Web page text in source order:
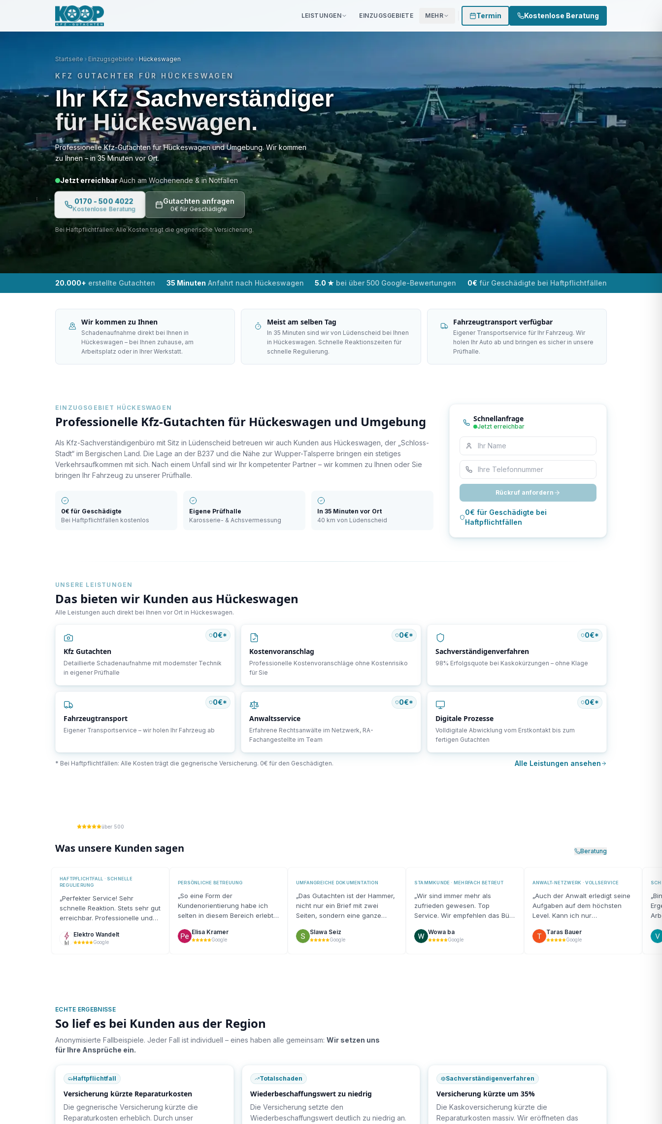
LEISTUNGEN EINZUGSGEBIETE MEHR Termin Kostenlose Beratung
Jetzt erreichbar 02351 - 874 3002 0170 - 500 4022 Termin buchen
Startseite Einzugsgebiete Hückeswagen
KFZ GUTACHTER FÜR HÜCKESWAGEN
Ihr Kfz Sachverständiger
fürHückeswagen.
Professionelle Kfz-Gutachten fürHückeswagenund Umgebung. Wir kommen
zu Ihnen – in35 Minuten vor Ort.
Jetzt erreichbar·Auch am Wochenende & in Notfällen
0170 - 500 4022
Kostenlose Beratung
Gutachten anfragen
0€ für Geschädigte
Bei Haftpflichtfällen: Alle Kosten trägt die gegnerische Versicherung.
Wir schauen genauer hin.
Professionelle Schadenanalyse durch erfahrene Kfz-
Sachverständige
20.000+ erstellte Gutachten 35 Minuten Anfahrt nach Hückeswagen 5.0 ★ bei über 500 Google-Bewertungen 0€ für Geschädigte bei Haftpflichtfällen
Wir kommen zu Ihnen
Schadenaufnahme direkt bei Ihnen in
Hückeswagen – bei Ihnen zuhause, am
Arbeitsplatz oder in Ihrer Werkstatt.
Meist am selben Tag
In 35 Minuten sind wir von Lüdenscheid bei Ihnen
in Hückeswagen. Schnelle Reaktionszeiten für
schnelle Regulierung.
Fahrzeugtransport verfügbar
Eigener Transportservice für Ihr Fahrzeug. Wir
holen Ihr Auto ab und bringen es sicher in unsere
Prüfhalle.
EINZUGSGEBIET HÜCKESWAGEN
Professionelle Kfz-Gutachten für Hückeswagen und Umgebung
Als Kfz-Sachverständigenbüro mit Sitz in Lüdenscheid betreuen wir auch Kunden aus Hückeswagen, der „Schloss-
Stadt“ im Bergischen Land. Die Lage an der B237 und die Nähe zur Wupper-Talsperre bringen ein stetiges
Verkehrsaufkommen mit sich. Nach einem Unfall sind wir Ihr kompetenter Partner – wir kommen zu Ihnen oder Sie
bringen Ihr Fahrzeug zu unserer Prüfhalle.
0€ für Geschädigte
Bei Haftpflichtfällen kostenlos
Eigene Prüfhalle
Karosserie- & Achsvermessung
In 35 Minuten vor Ort
40 km von Lüdenscheid
Schnellanfrage
Jetzt erreichbar
Rückruf anfordern
0€ für Geschädigte bei
Haftpflichtfällen
UNSERE LEISTUNGEN
Das bieten wir Kunden aus Hückeswagen
Alle Leistungen auch direkt bei Ihnen vor Ort in Hückeswagen.
0€*
Kfz Gutachten
Detaillierte Schadenaufnahme mit modernster Technik
in eigener Prüfhalle
0€*
Kostenvoranschlag
Professionelle Kostenvoranschläge ohne Kostenrisiko
für Sie
0€*
Sachverständigenverfahren
98% Erfolgsquote bei Kaskokürzungen – ohne Klage
0€*
Fahrzeugtransport
Eigener Transportservice – wir holen Ihr Fahrzeug ab
0€*
Anwaltsservice
Erfahrene Rechtsanwälte im Netzwerk, RA-
Fachangestellte im Team
0€*
Digitale Prozesse
Volldigitale Abwicklung vom Erstkontakt bis zum
fertigen Gutachten
* Bei Haftpflichtfällen: Alle Kosten trägt die gegnerische Versicherung. 0€ für den Geschädigten. Alle Leistungen ansehen
über 500
Was unsere Kunden sagen Beratung
HAFTPFLICHTFALL · SCHNELLE
REGULIERUNG
„Perfekter Service! Sehr
schnelle Reaktion. Stets sehr gut
erreichbar. Professionelle und
Gutachtenerstellung.
Elektro Wandelt
Google
PERSÖNLICHE BETREUUNG
„So eine Form der
Kundenorientierung habe ich
selten in diesem Bereich erlebt
wahrgenommen.
Elisa Kramer
Google
UMFANGREICHE DOKUMENTATION
„Das Gutachten ist der Hammer,
nicht nur ein Brief mit zwei
Seiten, sondern eine ganze
erläutert wird.“
Slawa Seiz
Google
STAMMKUNDE · MEHRFACH BETREUT
„Wir sind immer mehr als
zufrieden gewesen. Top
Service. Wir empfehlen das Büro
Wowa ba
Google
ANWALT-NETZWERK · VOLLSERVICE
„Auch der Anwalt erledigt seine
Aufgaben auf dem höchsten
Level. Kann ich nur
Taras Bauer
Google
„
ECHTE ERGEBNISSE
So lief es bei Kunden aus der Region
Anonymisierte Fallbeispiele. Jeder Fall ist individuell – eines haben alle gemeinsam: Wir setzen uns
für Ihre Ansprüche ein.
Haftpflichtfall
Versicherung kürzte Reparaturkosten
Die gegnerische Versicherung kürzte die
Reparaturkosten erheblich. Durch unser
Totalschaden
Wiederbeschaffungswert zu niedrig
Die Versicherung setzte den
Wiederbeschaffungswert deutlich zu niedrig an.
Sachverständigenverfahren
Versicherung kürzte um 35%
Die Kaskoversicherung kürzte die
Reparaturkosten massiv. Wir eröffneten das